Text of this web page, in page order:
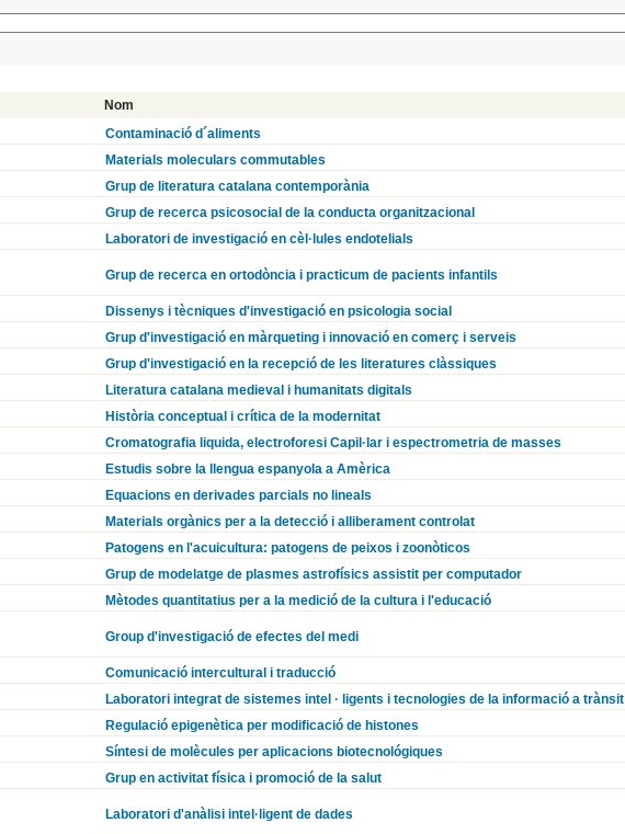
Nom
Contaminació d´aliments
Materials moleculars commutables
Grup de literatura catalana contemporània
Grup de recerca psicosocial de la conducta organitzacional
Laboratori de investigació en cèl·lules endotelials
Grup de recerca en ortodòncia i practicum de pacients infantils
Dissenys i tècniques d'investigació en psicologia social
Grup d'investigació en màrqueting i innovació en comerç i serveis
Grup d'investigació en la recepció de les literatures clàssiques
Literatura catalana medieval i humanitats digitals
Història conceptual i crítica de la modernitat
Cromatografia liquida, electroforesi Capil·lar i espectrometria de masses
Estudis sobre la llengua espanyola a Amèrica
Equacions en derivades parcials no lineals
Materials orgànics per a la detecció i alliberament controlat
Patogens en l'acuicultura: patogens de peixos i zoonòticos
Grup de modelatge de plasmes astrofísics assistit per computador
Mètodes quantitatius per a la medició de la cultura i l'educació
Group d'investigació de efectes del medi
Comunicació intercultural i traducció
Laboratori integrat de sistemes intel · ligents i tecnologies de la informació a trànsit
Regulació epigenètica per modificació de histones
Síntesi de molècules per aplicacions biotecnológiques
Grup en activitat física i promoció de la salut
Laboratori d'anàlisi intel·ligent de dades